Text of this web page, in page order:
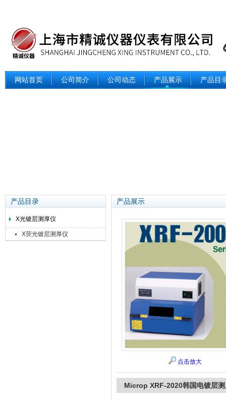
网站首页 公司简介 公司动态 产品展示 产品目
产品目录
X光镀层测厚仪
X荧光镀层测厚仪
产品展示
点击放大
Microp XRF-2020韩国电镀层